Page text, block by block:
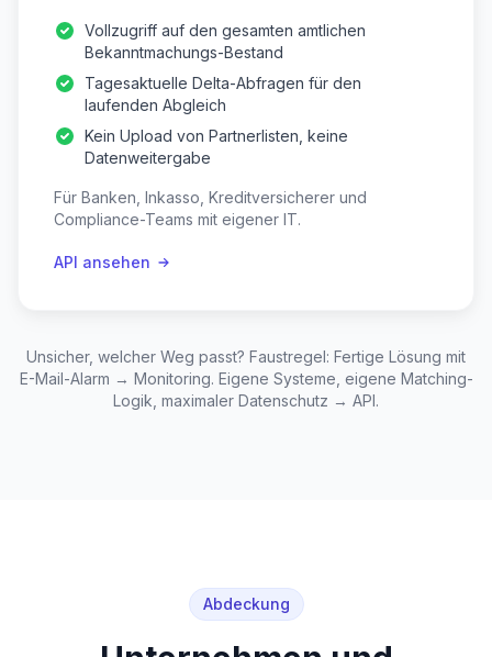
Vollzugriff auf den gesamten amtlichen
Bekanntmachungs-Bestand
Tagesaktuelle Delta-Abfragen für den
laufenden Abgleich
Kein Upload von Partnerlisten, keine
Datenweitergabe
Für Banken, Inkasso, Kreditversicherer und
Compliance-Teams mit eigener IT.
API ansehen
Unsicher, welcher Weg passt? Faustregel: Fertige Lösung mit
E-Mail-Alarm → Monitoring. Eigene Systeme, eigene Matching-
Logik, maximaler Datenschutz → API.
Abdeckung